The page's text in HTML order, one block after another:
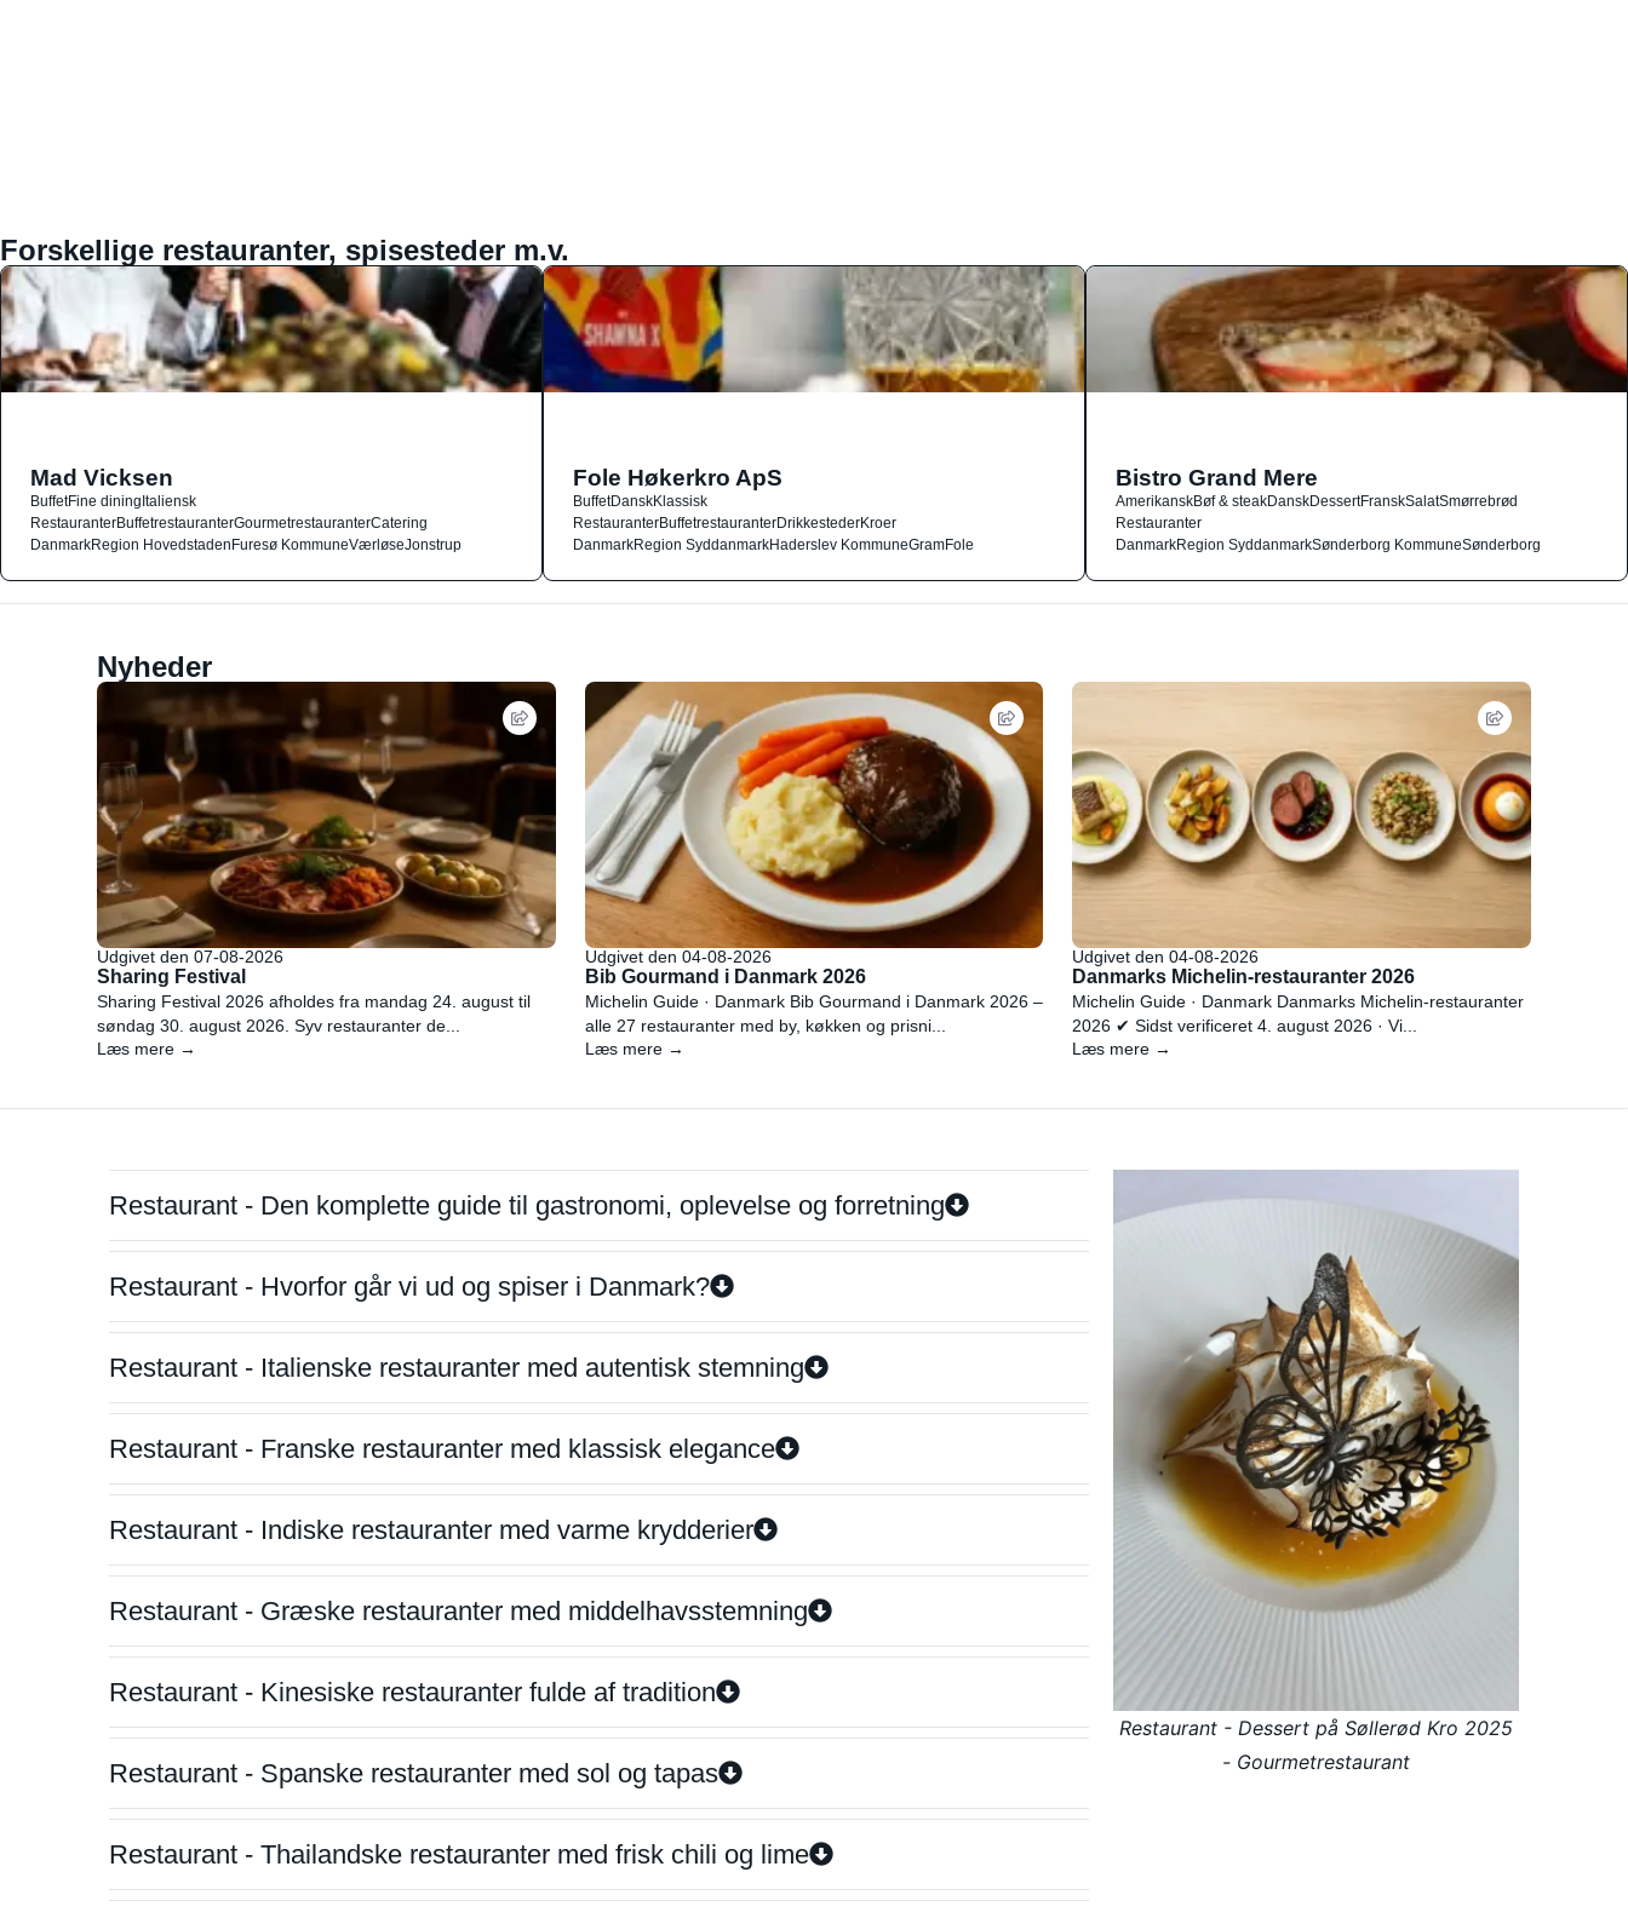
Forskellige restauranter, spisesteder m.v.
Mad Vicksen
BuffetFine diningItaliensk
RestauranterBuffetrestauranterGourmetrestauranterCatering
DanmarkRegion HovedstadenFuresø KommuneVærløseJonstrup
Fole Høkerkro ApS
BuffetDanskKlassisk
RestauranterBuffetrestauranterDrikkestederKroer
DanmarkRegion SyddanmarkHaderslev KommuneGramFole
Bistro Grand Mere
AmerikanskBøf & steakDanskDessertFranskSalatSmørrebrød
Restauranter
DanmarkRegion SyddanmarkSønderborg KommuneSønderborg
Nyheder
Udgivet den 07-08-2026
Sharing Festival
Sharing Festival 2026 afholdes fra mandag 24. august til
søndag 30. august 2026. Syv restauranter de...
Læs mere →
Udgivet den 04-08-2026
Bib Gourmand i Danmark 2026
Michelin Guide · Danmark Bib Gourmand i Danmark 2026 –
alle 27 restauranter med by, køkken og prisni...
Læs mere →
Udgivet den 04-08-2026
Danmarks Michelin-restauranter 2026
Michelin Guide · Danmark Danmarks Michelin-restauranter
2026 ✔ Sidst verificeret 4. august 2026 · Vi...
Læs mere →
Restaurant - Den komplette guide til gastronomi, oplevelse og forretning
Restaurant - Hvorfor går vi ud og spiser i Danmark?
Restaurant - Italienske restauranter med autentisk stemning
Restaurant - Franske restauranter med klassisk elegance
Restaurant - Indiske restauranter med varme krydderier
Restaurant - Græske restauranter med middelhavsstemning
Restaurant - Kinesiske restauranter fulde af tradition
Restaurant - Spanske restauranter med sol og tapas
Restaurant - Thailandske restauranter med frisk chili og lime
Restaurant - Dessert på Søllerød Kro 2025
- Gourmetrestaurant